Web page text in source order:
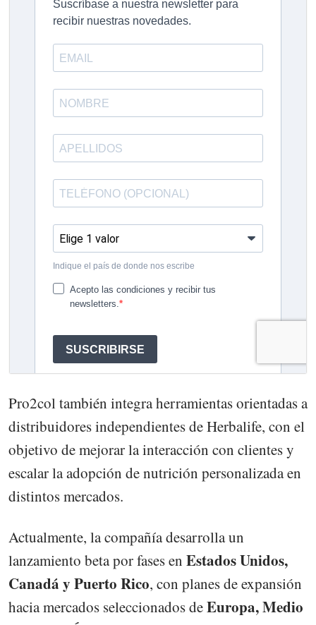
Pro2col también integra herramientas orientadas a
distribuidores independientes de Herbalife, con el
objetivo de mejorar la interacción con clientes y
escalar la adopción de nutrición personalizada en
distintos mercados.
Actualmente, la compañía desarrolla un
lanzamiento beta por fases en Estados Unidos,
Canadá y Puerto Rico, con planes de expansión
hacia mercados seleccionados deEuropa, Medio